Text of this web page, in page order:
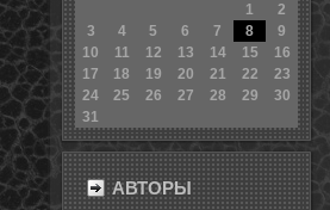
1
2
3
4 5 6 7 8
9
10
11 12 13 14 15
16
17
18 19 20 21 22
23
24
25 26 27 28 29
30
31
АВТОРЫ